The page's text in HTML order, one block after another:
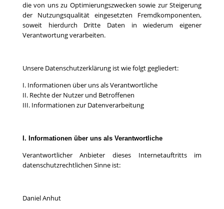
die von uns zu Optimierungszwecken sowie zur Steigerung
der Nutzungsqualität eingesetzten Fremdkomponenten,
soweit hierdurch Dritte Daten in wiederum eigener
Verantwortung verarbeiten.
Unsere Datenschutzerklärung ist wie folgt gegliedert:
I. Informationen über uns als Verantwortliche
II. Rechte der Nutzer und Betroffenen
III. Informationen zur Datenverarbeitung
I. Informationen über uns als Verantwortliche
Verantwortlicher Anbieter dieses Internetauftritts im
datenschutzrechtlichen Sinne ist:
Daniel Anhut